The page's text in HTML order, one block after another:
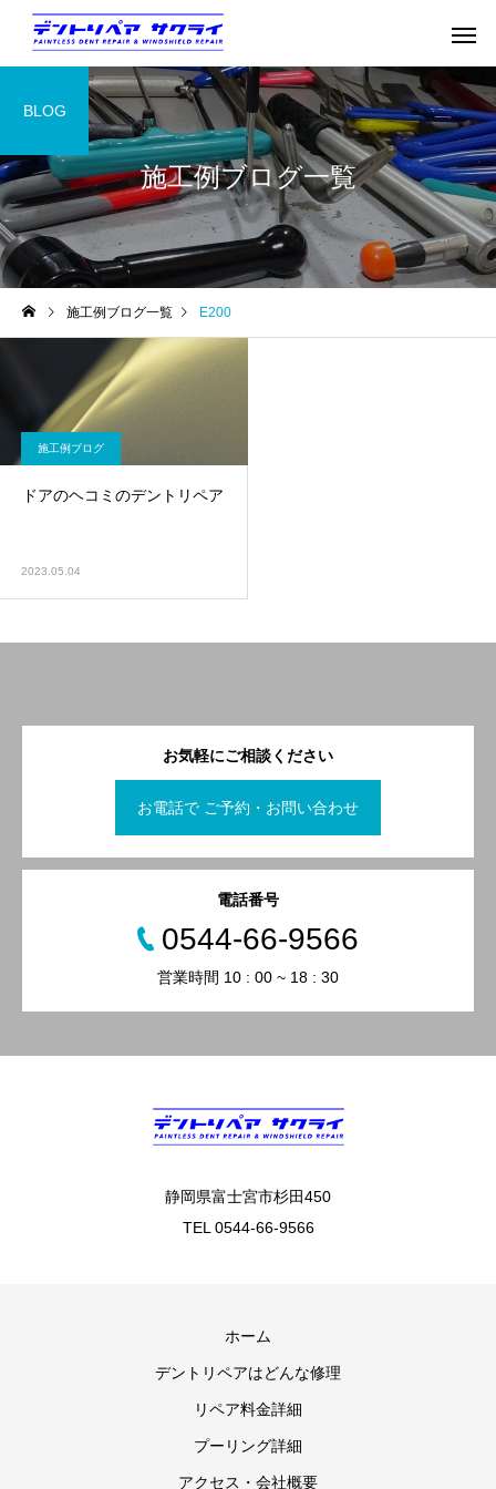
施工例ブログ一覧
BLOG
施工例ブログ一覧 E200
施工例ブログ
ドアのヘコミのデントリペア
2023.05.04
お気軽にご相談ください
お電話で ご予約・お問い合わせ
電話番号
0544-66-9566
営業時間 10 : 00 ~ 18 : 30
静岡県富士宮市杉田450
TEL 0544-66-9566
ホーム
デントリペアはどんな修理
リペア料金詳細
プーリング詳細
アクセス・会社概要